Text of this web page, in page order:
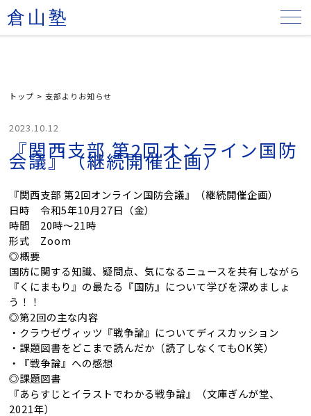
倉山塾
トップ >支部よりお知らせ
2023.10.12
『関西支部 第2回オンライン国防
会議』（継続開催企画）
『関西支部 第2回オンライン国防会議』（継続開催企画）
日時 令和5年10月27日（金）
時間 20時〜21時
形式 Zoom
◎概要
国防に関する知識、疑問点、気になるニュースを共有しながら
『くにまもり』の最たる『国防』について学びを深めましょ
う！！
◎第2回の主な内容
・クラウゼヴィッツ『戦争論』についてディスカッション
・課題図書をどこまで読んだか（読了しなくてもOK笑）
・『戦争論』への感想
◎課題図書
『あらすじとイラストでわかる戦争論』（文庫ぎんが堂、
2021年）